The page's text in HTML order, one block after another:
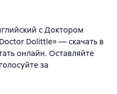
с Доктором
Dolittle» — скачать в
онлайн. Оставляйте
за